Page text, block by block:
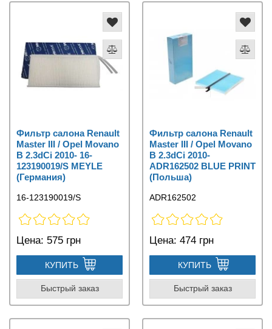
Фильтр салона Renault
Master III / Opel Movano
B 2.3dCi 2010- 16-
123190019/S MEYLE
(Германия)
16-123190019/S
Цена: 575 грн
КУПИТЬ
Быстрый заказ
Фильтр салона Renault
Master III / Opel Movano
B 2.3dCi 2010-
ADR162502 BLUE PRINT
(Польша)
ADR162502
Цена: 474 грн
КУПИТЬ
Быстрый заказ